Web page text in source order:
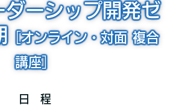
ダーシップ開発ゼ
［オンライン・対面 複合
講座］
日 程